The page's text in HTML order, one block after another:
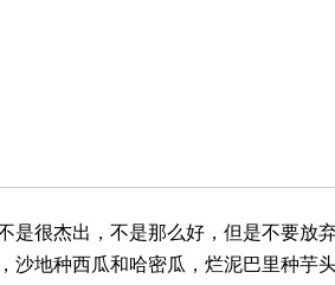
是很杰出，不是那么好，但是不要放
沙地种西瓜和哈密瓜，烂泥巴里种芋